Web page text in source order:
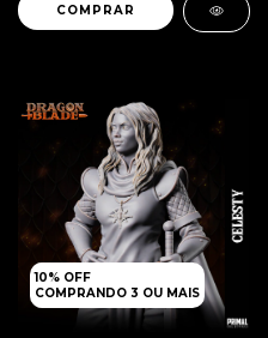
COMPRAR
10% OFF
COMPRANDO 3 OU MAIS